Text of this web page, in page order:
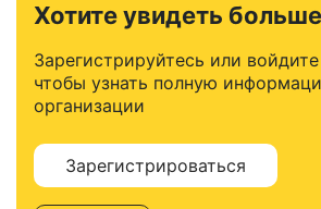
Хотите увидеть
Зарегистрируйтесь или
чтобы узнать полную
организации
Зарегистрироваться